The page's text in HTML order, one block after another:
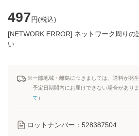
497円(税込)
[NETWORK ERROR] ネットワーク周りの
い
※一部地域・離島につきましては、送料が発
予定日期間内にお届けできない場合があり
て ）
ロットナンバー： 528387504